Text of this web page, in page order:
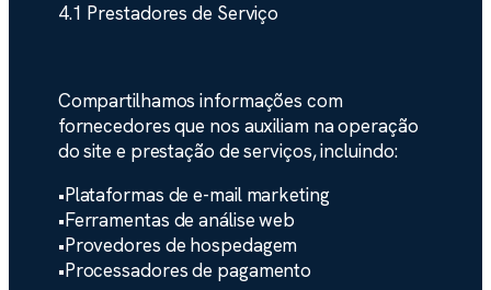
4.1 Prestadores de Serviço
Compartilhamos informações com
fornecedores que nos auxiliam na operação
do site e prestação de serviços, incluindo:
•Plataformas de e-mail marketing
•Ferramentas de análise web
•Provedores de hospedagem
•Processadores de pagamento